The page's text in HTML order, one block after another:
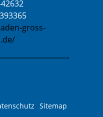
gross-
Sitemap